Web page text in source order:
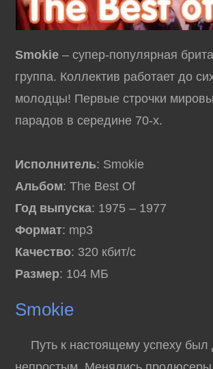
Smokie – супер-популярная
группа. Коллектив работает до
молодцы! Первые строчки
парадов в середине 70-х.
Исполнитель: Smokie
Альбом: The Best Of
Год выпуска: 1975 – 1977
Формат: mp3
Качество: 320 кбит/с
Размер: 104 МБ
Smokie
Путь к настоящему успеху был